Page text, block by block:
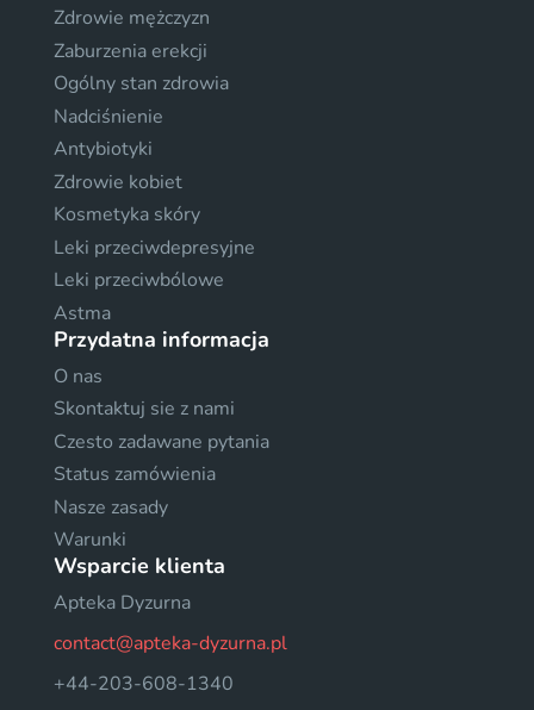
Zdrowie mężczyzn
Zaburzenia erekcji
Ogólny stan zdrowia
Nadciśnienie
Antybiotyki
Zdrowie kobiet
Kosmetyka skóry
Leki przeciwdepresyjne
Leki przeciwbólowe
Astma
Przydatna informacja
O nas
Skontaktuj sie z nami
Czesto zadawane pytania
Status zamówienia
Nasze zasady
Warunki
Wsparcie klienta
Apteka Dyzurna
contact@apteka-dyzurna.pl
+44-203-608-1340